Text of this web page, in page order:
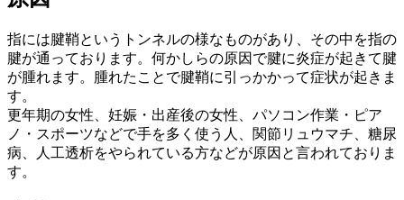
指には腱鞘というトンネルの様なものがあり、その中を指の
腱が通っております。何かしらの原因で腱に炎症が起きて腱
が腫れます。腫れたことで腱鞘に引っかかって症状が起きま
す。
更年期の女性、妊娠・出産後の女性、パソコン作業・ピア
ノ・スポーツなどで手を多く使う人、関節リュウマチ、糖尿
病、人工透析をやられている方などが原因と言われておりま
す。